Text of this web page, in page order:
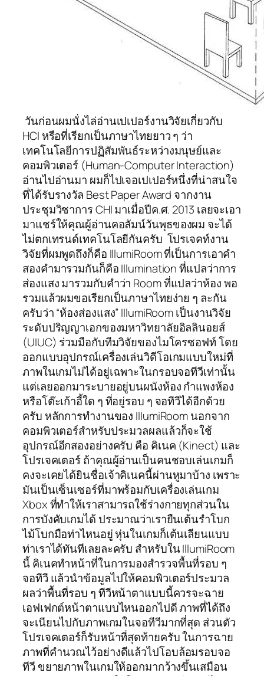
วันก่อนผมนั่งไล่อ่านเปเปอร์งานวิจัยเกี่ยวกับ
HCI หรือที่เรียกเป็นภาษาไทยยาว ๆ ว่า
เทคโนโลยีการปฏิสัมพันธ์ระหว่างมนุษย์และ
คอมพิวเตอร์ (Human-Computer Interaction)
อ่านไปอ่านมา ผมก็ไปเจอเปเปอร์หนึ่งที่น่าสนใจ
ที่ได้รับรางวัล Best Paper Award จากงาน
ประชุมวิชาการ CHI มาเมื่อปีค.ศ. 2013 เลยจะเอา
มาแชร์ให้คุณผู้อ่านคอลัมน์วันพุธของผม จะได้
ไม่ตกเทรนด์เทคโนโลยีกันครับ โปรเจคท์งาน
วิจัยที่ผมพูดถึงก็คือ IllumiRoom ที่เป็นการเอาคำ
สองคำมารวมกันก็คือ Illumination ที่แปลว่าการ
ส่องแสง มารวมกับคำว่า Room ที่แปลว่าห้อง พอ
รวมแล้วผมขอเรียกเป็นภาษาไทยง่าย ๆ ละกัน
ครับว่า “ห้องส่องแสง” IllumiRoom เป็นงานวิจัย
ระดับปริญญาเอกของมหาวิทยาลัยอิลลินอยส์
(UIUC) ร่วมมือกับทีมวิจัยของไมโครซอฟท์ โดย
ออกแบบอุปกรณ์เครื่องเล่นวิดีโอเกมแบบใหม่ที่
ภาพในเกมไม่ได้อยู่เฉพาะในกรอบจอทีวีเท่านั้น
แต่เลยออกมาระบายอยู่บนผนังห้อง กำแพงห้อง
หรือโต๊ะเก้าอี้ใด ๆ ที่อยู่รอบ ๆ จอทีวีได้อีกด้วย
ครับ หลักการทำงานของ IllumiRoom นอกจาก
คอมพิวเตอร์สำหรับประมวลผลแล้วก็จะใช้
อุปกรณ์อีกสองอย่างครับ คือ คิเนค (Kinect) และ
โปรเจคเตอร์ ถ้าคุณผู้อ่านเป็นคนชอบเล่นเกมก็
คงจะเคยได้ยินชื่อเจ้าคิเนคนี้ผ่านหูมาบ้าง เพราะ
มันเป็นเซ็นเซอร์ที่มาพร้อมกับเครื่องเล่นเกม
Xbox ที่ทำให้เราสามารถใช้ร่างกายทุกส่วนใน
การบังคับเกมได้ ประมาณว่าเรายืนเต้นรำโบก
ไม้โบกมือท่าไหนอยู่ หุ่นในเกมก็เต้นเลียนแบบ
ท่าเราได้ทันทีเลยละครับ สำหรับใน IllumiRoom
นี้ คิเนคทำหน้าที่ในการมองสำรวจพื้นที่รอบ ๆ
จอทีวี แล้วนำข้อมูลไปให้คอมพิวเตอร์ประมวล
ผลว่าพื้นที่รอบ ๆ ทีวีหน้าตาแบบนี้ควรจะฉาย
เอฟเฟกต์หน้าตาแบบไหนออกไปดี ภาพที่ได้ถึง
จะเนียนไปกับภาพเกมในจอทีวีมากที่สุด ส่วนตัว
โปรเจคเตอร์ก็รับหน้าที่สุดท้ายครับ ในการฉาย
ภาพที่คำนวณไว้อย่างดีแล้วไปโอบล้อมรอบจอ
ทีวี ขยายภาพในเกมให้ออกมากว้างขึ้นเสมือน